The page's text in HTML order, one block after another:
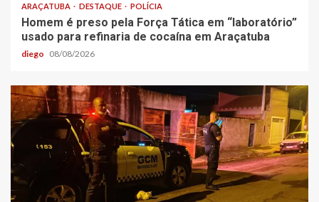
ARAÇATUBA DESTAQUE POLÍCIA
Homem é preso pela Força Tática em “laboratório”
usado para refinaria de cocaína em Araçatuba
diego 08/08/2026